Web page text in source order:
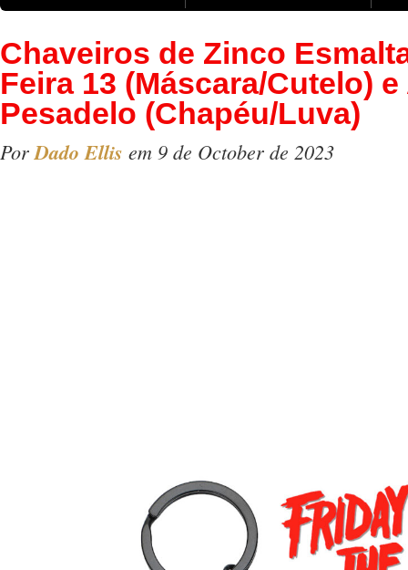
Chaveiros de Zinco
Feira 13 (Máscara/Cutelo)
Pesadelo (Chapéu/Luva)
PorDado Ellis em 9 de October de 2023